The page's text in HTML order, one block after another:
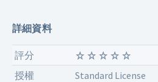
詳細資料
評分
授權
Standard License